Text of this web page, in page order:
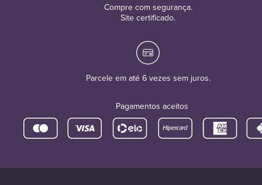
Compre com segurança.
Site certificado.
Parcele em até 6 vezes sem juros.
Pagamentos aceitos